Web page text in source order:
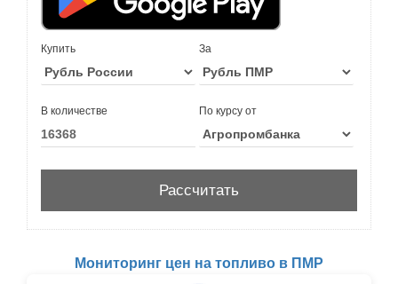
Купить За
В количестве По курсу от
Мониторинг цен на топливо в ПМР